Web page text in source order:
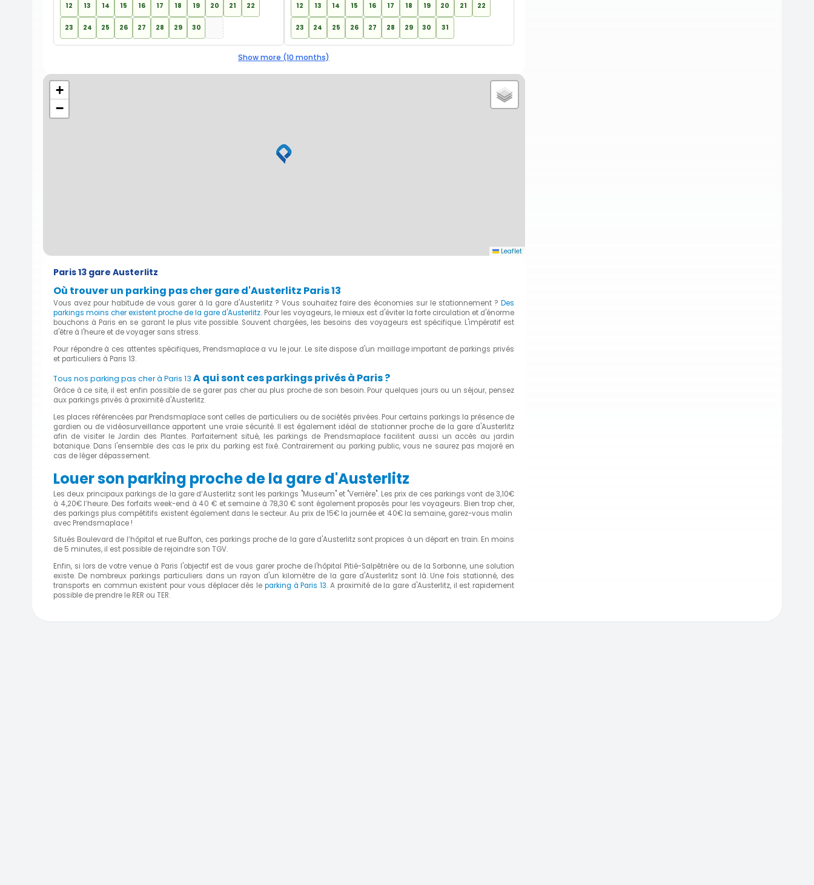
12 13 14 15 16 17 18 19 20 21 22
23 24 25 26 27 28 29 30
12 13 14 15 16 17 18 19 20 21 22
23 24 25 26 27 28 29 30 31
Show more (10 months)
+
−
Leaflet
Paris 13 gare Austerlitz
Où trouver un parking pas cher gare d'Austerlitz Paris 13
Vous avez pour habitude de vous garer à la gare d'Austerlitz ? Vous souhaitez faire des économies sur le stationnement ?Des
parkings moins cher existent proche de la gare d'Austerlitz. Pour les voyageurs, le mieux est d'éviter la forte circulation et d'énorme
bouchons à Paris en se garant le plus vite possible. Souvent chargées, les besoins des voyageurs est spécifique. L'impératif est
d'être à l'heure et de voyager sans stress.
Pour répondre à ces attentes spécifiques, Prendsmaplace a vu le jour. Le site dispose d'un maillage important de parkings privés
et particuliers à Paris 13.
Tous nos parking pas cher à Paris 13 A qui sont ces parkings privés à Paris ?
Grâce à ce site, il est enfin possible de se garer pas cher au plus proche de son besoin. Pour quelques jours ou un séjour, pensez
aux parkings privés à proximité d'Austerlitz.
Les places référencées par Prendsmaplace sont celles de particuliers ou de sociétés privées. Pour certains parkings la présence de
gardien ou de vidéosurveillance apportent une vraie sécurité. Il est également idéal de stationner proche de la gare d'Austerlitz
afin de visiter le Jardin des Plantes. Parfaitement situé, les parkings de Prendsmaplace facilitent aussi un accès au jardin
botanique. Dans l'ensemble des cas le prix du parking est fixé. Contrairement au parking public, vous ne saurez pas majoré en
cas de léger dépassement.
Louer son parking proche de la gare d'Austerlitz
Les deux principaux parkings de la gare d’Austerlitz sont les parkings "Museum" et "Verrière". Les prix de ces parkings vont de 3,10€
à 4,20€ l’heure. Des forfaits week-end à 40 € et semaine à 78,30 € sont également proposés pour les voyageurs. Bien trop cher,
des parkings plus compétitifs existent également dans le secteur. Au prix de 15€ la journée et 40€ la semaine, garez-vous malin
avec Prendsmaplace !
Situés Boulevard de l’hôpital et rue Buffon, ces parkings proche de la gare d'Austerlitz sont propices à un départ en train. En moins
de 5 minutes, il est possible de rejoindre son TGV.
Enfin, si lors de votre venue à Paris l'objectif est de vous garer proche de l'hôpital Pitié-Salpêtrière ou de la Sorbonne, une solution
existe. De nombreux parkings particuliers dans un rayon d'un kilomètre de la gare d'Austerlitz sont là. Une fois stationné, des
transports en commun existent pour vous déplacer dès le parking à Paris 13. A proximité de la gare d'Austerlitz, il est rapidement
possible de prendre le RER ou TER.